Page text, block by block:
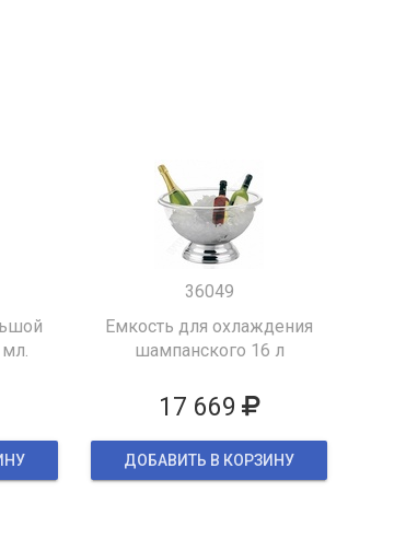
мл.
36049
Емкость для охлаждения
шампанского 16 л
17 669
ДОБАВИТЬ В КОРЗИНУ